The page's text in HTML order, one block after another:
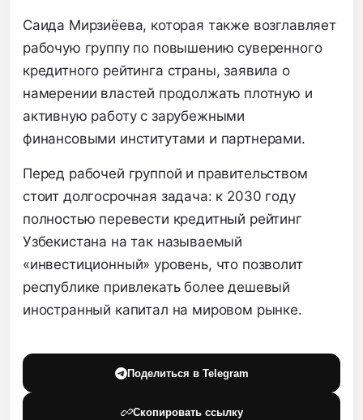
Саида Мирзиёева, которая также возглавляет
рабочую группу по повышению суверенного
кредитного рейтинга страны, заявила о
намерении властей продолжать плотную и
активную работу с зарубежными
финансовыми институтами и партнерами.
Перед рабочей группой и правительством
стоит долгосрочная задача: к 2030 году
полностью перевести кредитный рейтинг
Узбекистана на так называемый
«инвестиционный» уровень, что позволит
республике привлекать более дешевый
иностранный капитал на мировом рынке.
Поделиться в Telegram
Скопировать ссылку